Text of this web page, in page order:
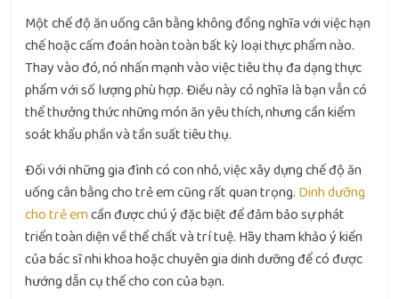
Một chế độ ăn uống cân bằng không đồng nghĩa với việc hạn
chế hoặc cấm đoán hoàn toàn bất kỳ loại thực phẩm nào.
Thay vào đó, nó nhấn mạnh vào việc tiêu thụ đa dạng thực
phẩm với số lượng phù hợp. Điều này có nghĩa là bạn vẫn có
thể thưởng thức những món ăn yêu thích, nhưng cần kiểm
soát khẩu phần và tần suất tiêu thụ.
Đối với những gia đình có con nhỏ, việc xây dựng chế độ ăn
uống cân bằng cho trẻ em cũng rất quan trọng. Dinh dưỡng
cho trẻ emcần được chú ý đặc biệt để đảm bảo sự phát
triển toàn diện về thể chất và trí tuệ. Hãy tham khảo ý kiến
của bác sĩ nhi khoa hoặc chuyên gia dinh dưỡng để có được
hướng dẫn cụ thể cho con của bạn.